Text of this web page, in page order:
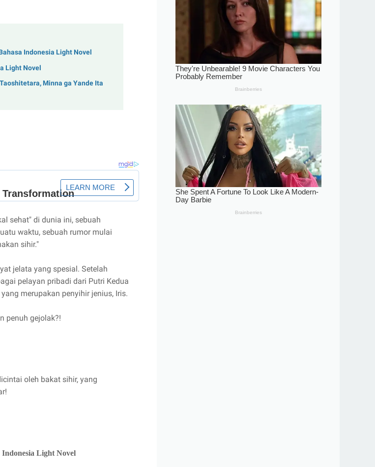
Indonesia Light Novel
Light Novel
Minna ga Yande Ita
sehat" di dunia ini, sebuah
waktu, sebuah rumor mulai
sihir."
jelata yang spesial. Setelah
pelayan pribadi dari Putri Kedua
merupakan penyihir jenius, Iris.
penuh gejolak?!
oleh bakat sihir, yang
Light Novel